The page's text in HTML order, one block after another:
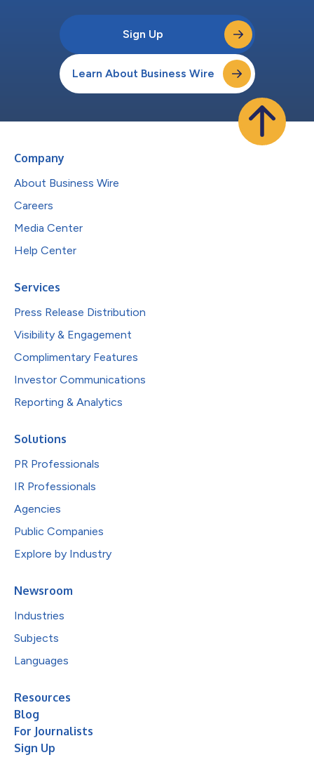
Sign Up
Learn About Business Wire
Company
About Business Wire
Careers
Media Center
Help Center
Services
Press Release Distribution
Visibility & Engagement
Complimentary Features
Investor Communications
Reporting & Analytics
Solutions
PR Professionals
IR Professionals
Agencies
Public Companies
Explore by Industry
Newsroom
Industries
Subjects
Languages
Resources
Blog
For Journalists
Sign Up